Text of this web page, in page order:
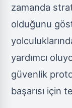
zamanda
olduğunu
yardımcı
güvenlik
başarısı için